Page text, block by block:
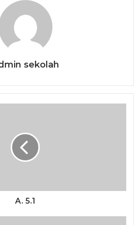
sekolah
A. 5.1